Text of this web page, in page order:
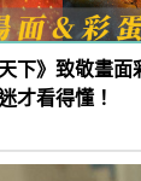
下》致敬畫
才看得懂！